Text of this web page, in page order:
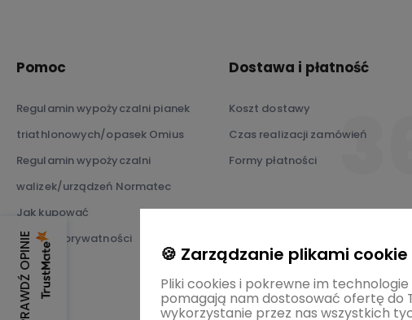
Pomoc
Regulamin wypożyczalni pianek
triathlonowych/opasek Omius
Regulamin wypożyczalni
walizek/urządzeń Normatec
Jak kupować
Polityka prywatności
Dostawa i płatność
Koszt dostawy
Czas realizacji zamówień
Formy płatności
SPRAWDŹ OPINIE 🍪 Zarządzanie plikami cookie
Pliki cookies i pokrewne im
pomagają nam dostosować ofertę do
wykorzystanie przez nas wszystkich